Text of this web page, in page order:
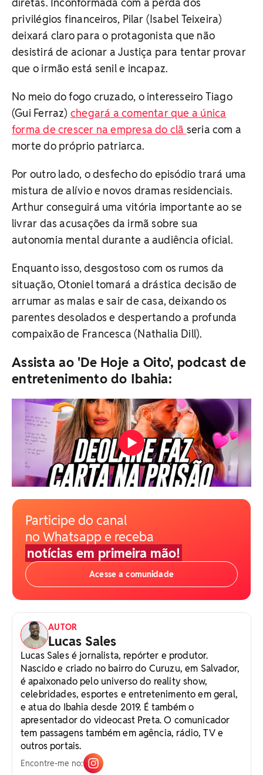
privilégios financeiros, Pilar (Isabel Teixeira)
deixará claro para o protagonista que não
desistirá de acionar a Justiça para tentar provar
que o irmão está senil e incapaz.
No meio do fogo cruzado, o interesseiro Tiago
(Gui Ferraz) chegará a comentar que a única
forma de crescer na empresa do clã seria com a
morte do próprio patriarca.
Por outro lado, o desfecho do episódio trará uma
mistura de alívio e novos dramas residenciais.
Arthur conseguirá uma vitória importante ao se
livrar das acusações da irmã sobre sua
autonomia mental durante a audiência oficial.
Enquanto isso, desgostoso com os rumos da
situação, Otoniel tomará a drástica decisão de
arrumar as malas e sair de casa, deixando os
parentes desolados e despertando a profunda
compaixão de Francesca (Nathalia Dill).
Assista ao 'De Hoje a Oito', podcast de
entretenimento do Ibahia:
Participe do canal
no Whatsapp e receba
notícias em primeira mão!
Acesse a comunidade
AUTOR
Lucas Sales
Lucas Sales é jornalista, repórter e produtor.
Nascido e criado no bairro do Curuzu, em Salvador,
é apaixonado pelo universo do reality show,
celebridades, esportes e entretenimento em geral,
e atua do Ibahia desde 2019. É também o
apresentador do videocast Preta. O comunicador
tem passagens também em agência, rádio, TV e
outros portais.
Encontre-me no: